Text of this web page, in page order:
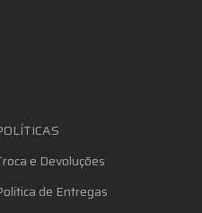
e Devoluções
de Entregas